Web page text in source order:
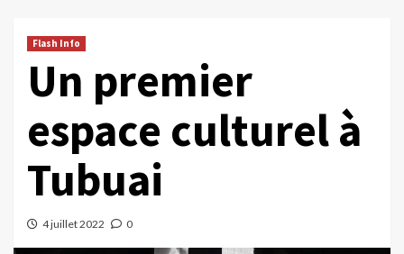
Flash Info
Un premier
espace culturel à
Tubuai
4 juillet 2022 0